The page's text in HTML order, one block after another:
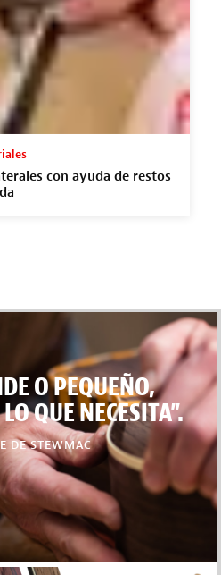
con ayuda de restos
O PEQUEÑO,
QUE NECESITA”.
DE STEWMAC